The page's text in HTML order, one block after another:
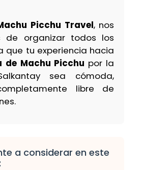
Picchu Travel, nos
de organizar todos los
que tu experiencia hacia
de Machu Picchu por la
sea cómoda,
libre de
a considerar en este